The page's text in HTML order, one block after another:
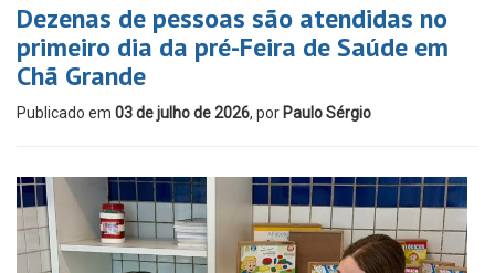
Dezenas de pessoas são atendidas no
primeiro dia da pré-Feira de Saúde em
Chã Grande
Publicado em 03 de julho de 2026, por Paulo Sérgio